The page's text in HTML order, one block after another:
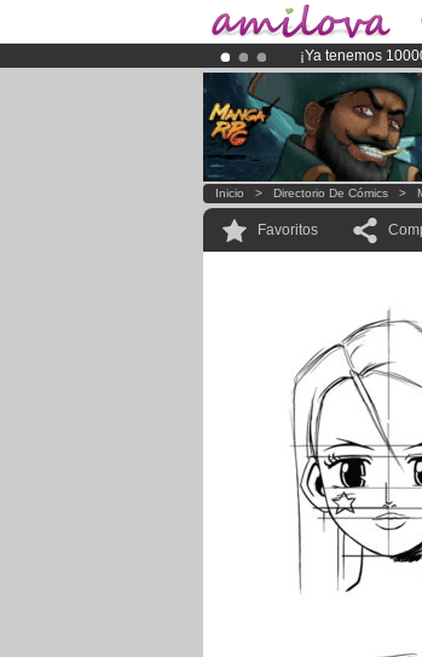
¡Ya tenemos
¡El Kickstarter
¡Conviertete en
Inicio > Directorio De Cómics >
Favoritos